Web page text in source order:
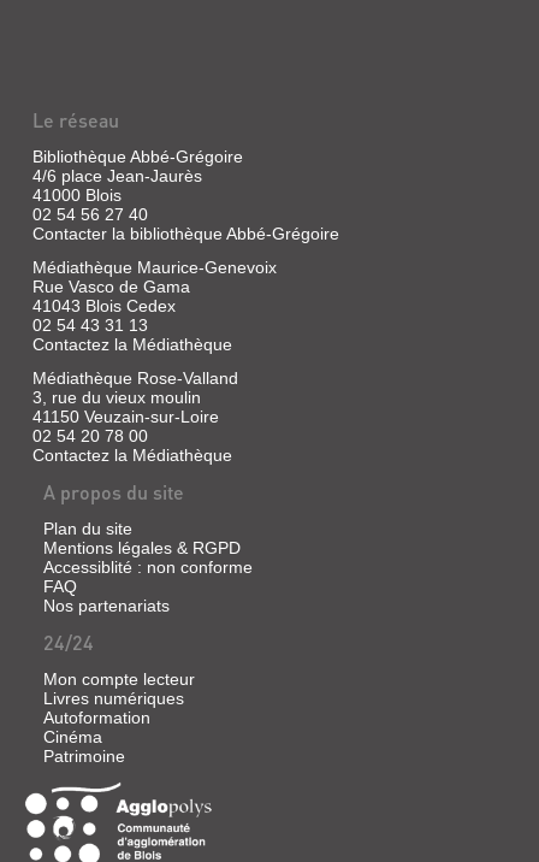
Le réseau
Bibliothèque Abbé-Grégoire
4/6 place Jean-Jaurès
41000 Blois
02 54 56 27 40
Contacter la bibliothèque Abbé-Grégoire
Médiathèque Maurice-Genevoix
Rue Vasco de Gama
41043 Blois Cedex
02 54 43 31 13
Contactez la Médiathèque
Médiathèque Rose-Valland
3, rue du vieux moulin
41150 Veuzain-sur-Loire
02 54 20 78 00
Contactez la Médiathèque
A propos du site
Plan du site
Mentions légales & RGPD
Accessiblité : non conforme
FAQ
Nos partenariats
24/24
Mon compte lecteur
Livres numériques
Autoformation
Cinéma
Patrimoine